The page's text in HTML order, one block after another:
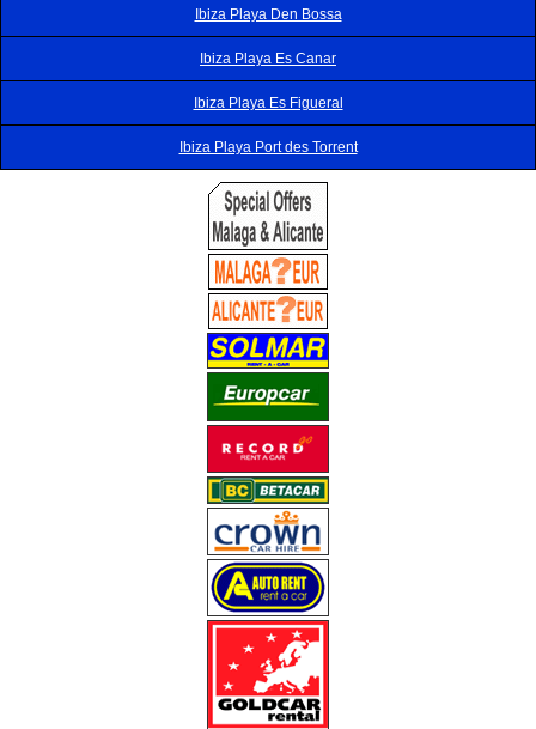
Ibiza Playa Den Bossa
Ibiza Playa Es Canar
Ibiza Playa Es Figueral
Ibiza Playa Port des Torrent